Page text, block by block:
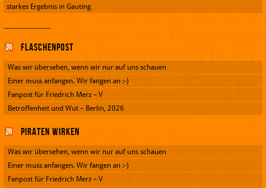
starkes Ergebnis in Gauting
--------------------
Flaschenpost
Was wir übersehen, wenn wir nur auf uns schauen
Einer muss anfangen. Wir fangen an :-)
Fanpost für Friedrich Merz – V
Betroffenheit und Wut – Berlin, 2026
Piraten wirken
Was wir übersehen, wenn wir nur auf uns schauen
Einer muss anfangen. Wir fangen an :-)
Fanpost für Friedrich Merz – V